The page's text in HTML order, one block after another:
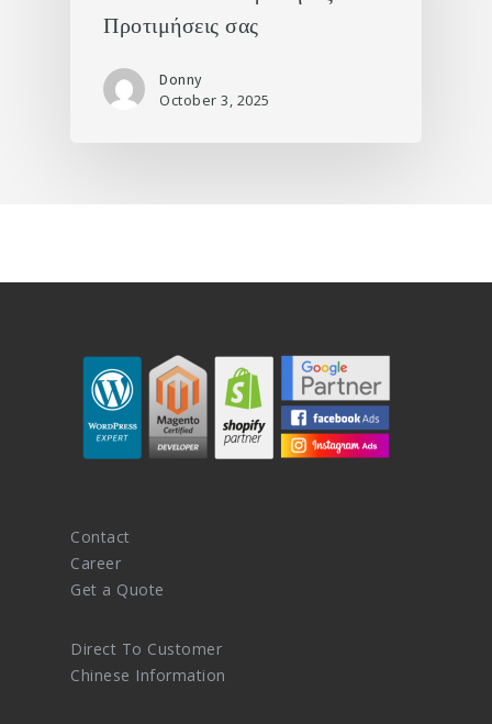
Προτιμήσεις σας
Donny
October 3, 2025
Contact
Career
Get a Quote
Direct To Customer
Chinese Information